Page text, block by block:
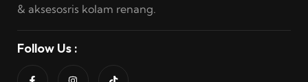
& aksesosris kolam renang.
Follow Us :